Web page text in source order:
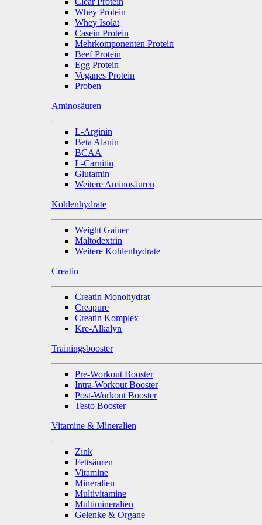
Whey Protein
Whey Isolat
Casein Protein
Mehrkomponenten Protein
Beef Protein
Egg Protein
Veganes Protein
Proben
Aminosäuren
L-Arginin
Beta Alanin
BCAA
L-Carnitin
Glutamin
Weitere Aminosäuren
Kohlenhydrate
Weight Gainer
Maltodextrin
Weitere Kohlenhydrate
Creatin
Creatin Monohydrat
Creapure
Creatin Komplex
Kre-Alkalyn
Trainingsbooster
Pre-Workout Booster
Intra-Workout Booster
Post-Workout Booster
Testo Booster
Vitamine & Mineralien
Zink
Fettsäuren
Vitamine
Mineralien
Multivitamine
Multimineralien
Gelenke & Organe